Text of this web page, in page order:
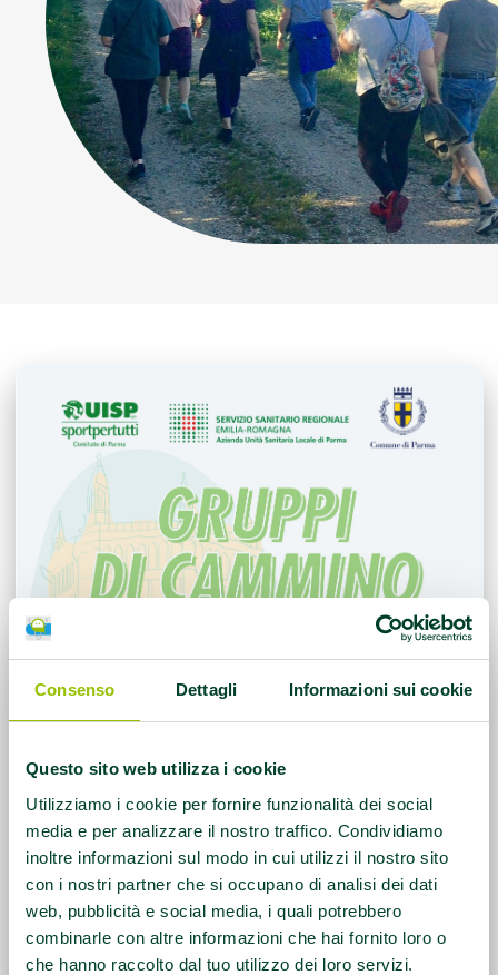
Consenso Dettagli Informazioni sui cookie
Questo sito web utilizza i cookie
Utilizziamo i cookie per fornire funzionalità dei social
media e per analizzare il nostro traffico. Condividiamo
inoltre informazioni sul modo in cui utilizzi il nostro sito
con i nostri partner che si occupano di analisi dei dati
web, pubblicità e social media, i quali potrebbero
combinarle con altre informazioni che hai fornito loro o
che hanno raccolto dal tuo utilizzo dei loro servizi.